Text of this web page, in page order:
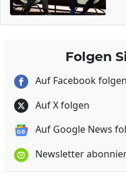
Folgen
Auf Facebook folgen
Auf X folgen
Auf Google News
Newsletter